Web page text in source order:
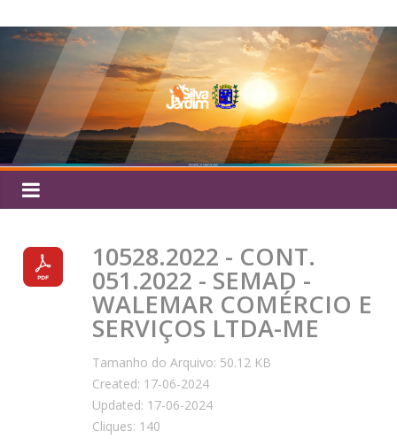
para
conteúdo
Silva
Jardim
10528.2022 - CONT.
051.2022 - SEMAD -
WALEMAR COMÉRCIO E
SERVIÇOS LTDA-ME
Tamanho do Arquivo: 50.12 KB
Created: 17-06-2024
Updated: 17-06-2024
Cliques: 140